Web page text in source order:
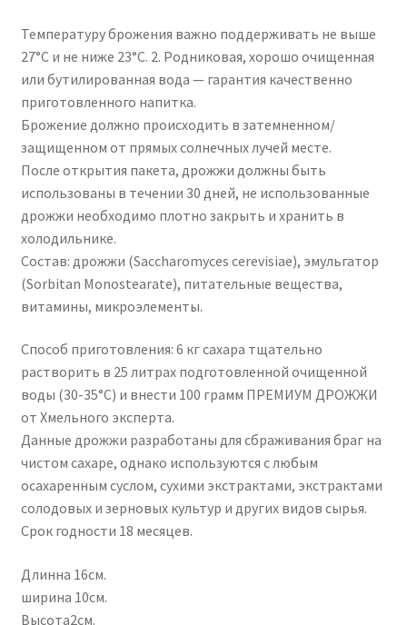
Температуру брожения важно поддерживать не выше
27°С и не ниже 23°С. 2. Родниковая, хорошо очищенная
или бутилированная вода — гарантия качественно
приготовленного напитка.
Брожение должно происходить в затемненном/
защищенном от прямых солнечных лучей месте.
После открытия пакета, дрожжи должны быть
использованы в течении 30 дней, не использованные
дрожжи необходимо плотно закрыть и хранить в
холодильнике.
Состав: дрожжи (Saccharomyces cerevisiae), эмульгатор
(Sorbitan Monostearate), питательные вещества,
витамины, микроэлементы.
Способ приготовления: 6 кг сахара тщательно
растворить в 25 литрах подготовленной очищенной
воды (30-35°С) и внести 100 грамм ПРЕМИУМ ДРОЖЖИ
от Хмельного эксперта.
Данные дрожжи разработаны для сбраживания браг на
чистом сахаре, однако используются с любым
осахаренным суслом, сухими экстрактами, экстрактами
солодовых и зерновых культур и других видов сырья.
Срок годности 18 месяцев.
Длинна 16см.
ширина 10см.
Высота2см.